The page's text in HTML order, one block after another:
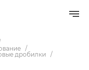
дробилки